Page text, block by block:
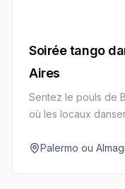
Soirée tango
Aires
Sentez le pouls de
où les locaux
Palermo ou